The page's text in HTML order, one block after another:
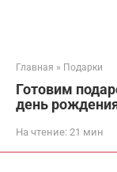
Главная » Подарки
Готовим
день
На чтение: 21 мин